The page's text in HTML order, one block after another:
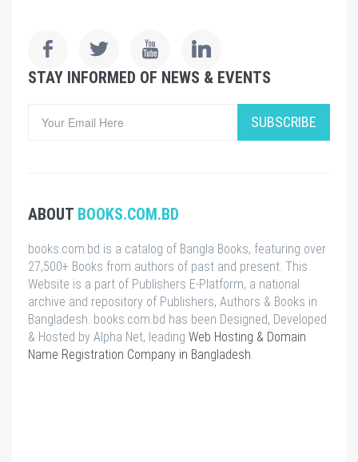
STAY INFORMED OF NEWS & EVENTS
SUBSCRIBE
ABOUT BOOKS.COM.BD
books.com.bd is a catalog of Bangla Books, featuring over
27,500+ Books from authors of past and present. This
Website is a part of Publishers E-Platform, a national
archive and repository of Publishers, Authors & Books in
Bangladesh. books.com.bd has been Designed, Developed
& Hosted by Alpha Net, leading Web Hosting & Domain
Name Registration Company in Bangladesh.